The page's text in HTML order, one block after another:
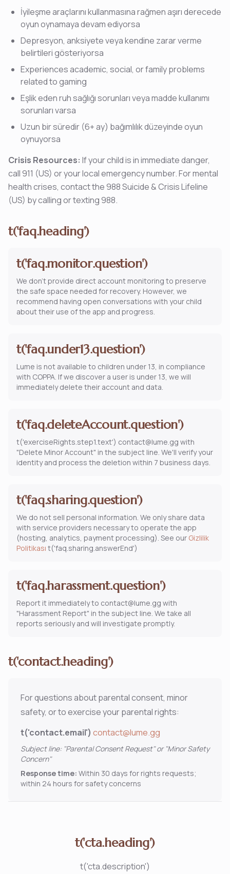
İyileşme araçlarını kullanmasına rağmen aşırı derecede
oyun oynamaya devam ediyorsa
Depresyon, anksiyete veya kendine zarar verme
belirtileri gösteriyorsa
Experiences academic, social, or family problems
related to gaming
Eşlik eden ruh sağlığı sorunları veya madde kullanımı
sorunları varsa
Uzun bir süredir (6+ ay) bağımlılık düzeyinde oyun
oynuyorsa
Crisis Resources: If your child is in immediate danger,
call 911 (US) or your local emergency number. For mental
health crises, contact the 988 Suicide & Crisis Lifeline
(US) by calling or texting 988.
t('faq.heading')
t('faq.monitor.question')
We don't provide direct account monitoring to preserve
the safe space needed for recovery. However, we
recommend having open conversations with your child
about their use of the app and progress.
t('faq.under13.question')
Lume is not available to children under 13, in compliance
with COPPA. If we discover a user is under 13, we will
immediately delete their account and data.
t('faq.deleteAccount.question')
t('exerciseRights.step1.text') contact@lume.gg with
"Delete Minor Account" in the subject line. We'll verify your
identity and process the deletion within 7 business days.
t('faq.sharing.question')
We do not sell personal information. We only share data
with service providers necessary to operate the app
(hosting, analytics, payment processing). See our Gizlilik
Politikası t('faq.sharing.answerEnd')
t('faq.harassment.question')
Report it immediately to contact@lume.gg with
"Harassment Report" in the subject line. We take all
reports seriously and will investigate promptly.
t('contact.heading')
For questions about parental consent, minor
safety, or to exercise your parental rights:
t('contact.email') contact@lume.gg
Subject line: "Parental Consent Request" or "Minor Safety
Concern"
Response time: Within 30 days for rights requests;
within 24 hours for safety concerns
t('cta.heading')
t('cta.description')